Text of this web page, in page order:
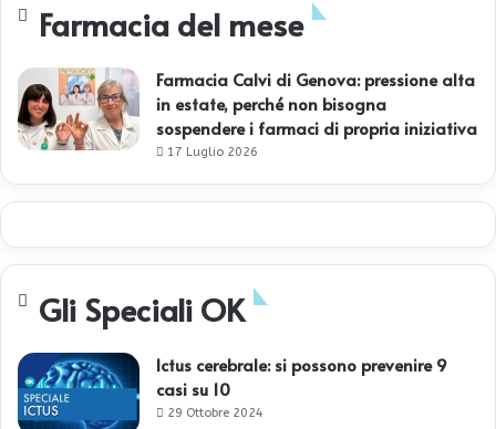
Farmacia del mese
Farmacia Calvi di Genova: pressione alta
in estate, perché non bisogna
sospendere i farmaci di propria iniziativa
17 Luglio 2026
Gli Speciali OK
Ictus cerebrale: si possono prevenire 9
casi su 10
29 Ottobre 2024